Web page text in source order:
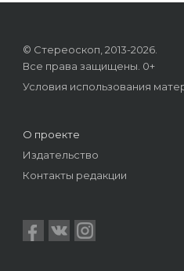
© Стереоскоп, 2013-2026.
Все права защищены. 0+
Условия использования
О проекте
Издательство
Контакты редакции